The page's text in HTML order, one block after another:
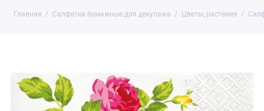
Главная Салфетки бумажные для декупажа Цветы, растения